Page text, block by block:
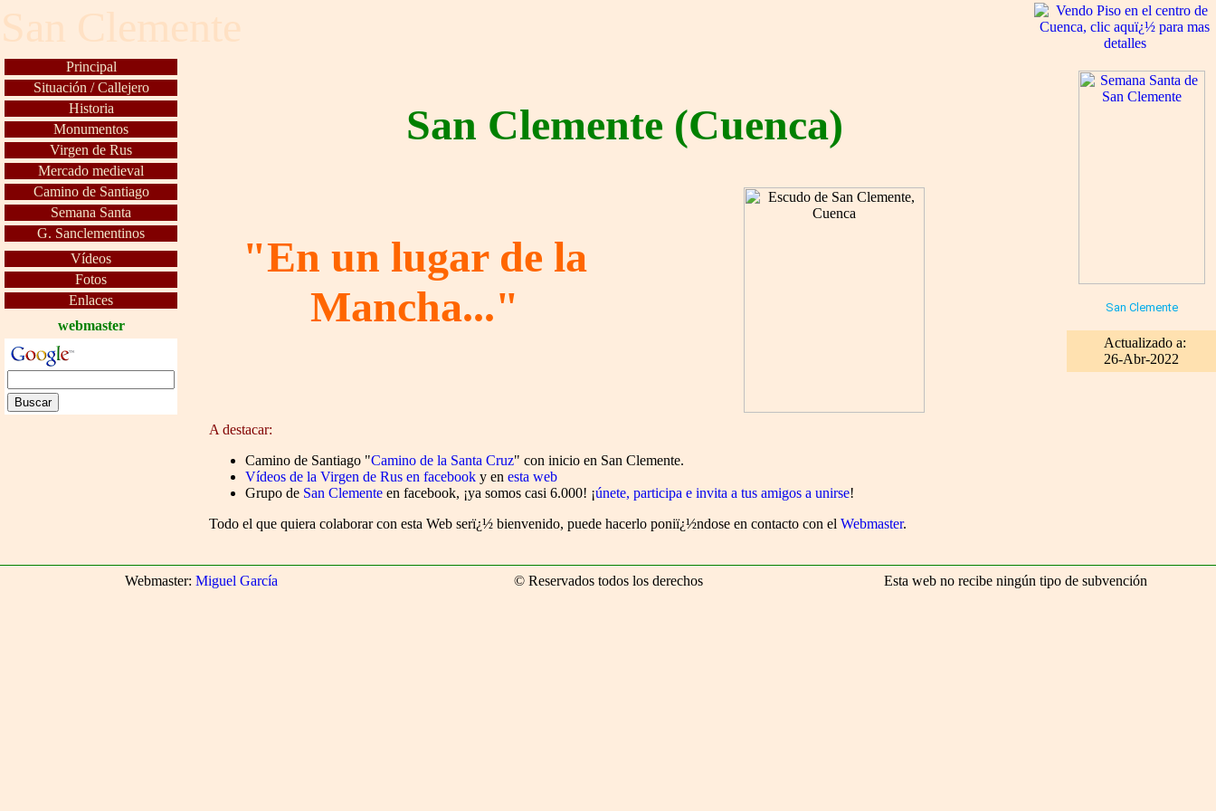
San Clemente
Principal
Situación / Callejero
Historia
Monumentos
Virgen de Rus
Mercado medieval
Camino de Santiago
Semana Santa
G. Sanclementinos
Vídeos
Fotos
Enlaces
webmaster
San Clemente (Cuenca)
"En un lugar de la
Mancha..."
A destacar:
Camino de Santiago "Camino de la Santa Cruz" con inicio en San Clemente.
Vídeos de la Virgen de Rus en facebook y en esta web
Grupo de San Clemente en facebook, ¡ya somos casi 6.000! ¡únete, participa e invita a tus amigos a unirse!
Todo el que quiera colaborar con esta Web serï¿½ bienvenido, puede hacerlo poniï¿½ndose en contacto con el Webmaster.
San Clemente
Actualizado a:
26-Abr-2022
Webmaster: Miguel García © Reservados todos los derechos Esta web no recibe ningún tipo de subvención